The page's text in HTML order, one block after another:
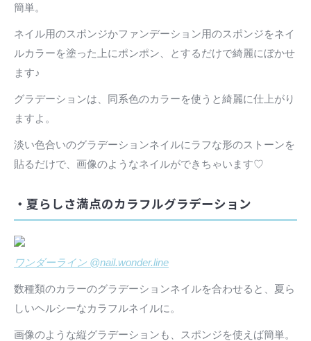
簡単。
ネイル用のスポンジかファンデーション用のスポンジをネイ
ルカラーを塗った上にポンポン、とするだけで綺麗にぼかせ
ます♪
グラデーションは、同系色のカラーを使うと綺麗に仕上がり
ますよ。
淡い色合いのグラデーションネイルにラフな形のストーンを
貼るだけで、画像のようなネイルができちゃいます♡
・夏らしさ満点のカラフルグラデーション
ワンダーライン @nail.wonder.line
数種類のカラーのグラデーションネイルを合わせると、夏ら
しいヘルシーなカラフルネイルに。
画像のような縦グラデーションも、スポンジを使えば簡単。